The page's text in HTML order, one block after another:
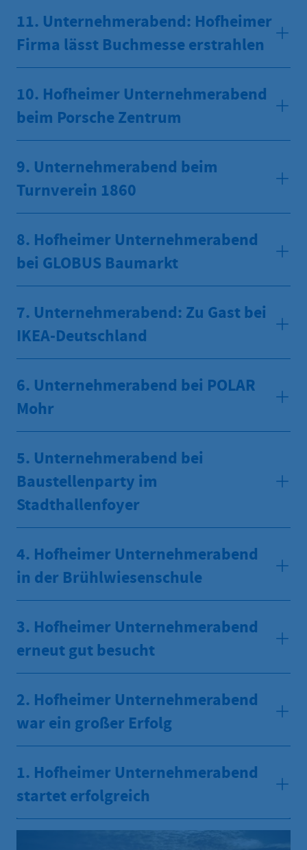
11. Unternehmerabend: Hofheimer
Firma lässt Buchmesse erstrahlen
10. Hofheimer Unternehmerabend
beim Porsche Zentrum
9. Unternehmerabend beim
Turnverein 1860
8. Hofheimer Unternehmerabend
bei GLOBUS Baumarkt
7. Unternehmerabend: Zu Gast bei
IKEA-Deutschland
6. Unternehmerabend bei POLAR
Mohr
5. Unternehmerabend bei
Baustellenparty im
Stadthallenfoyer
4. Hofheimer Unternehmerabend
in der Brühlwiesenschule
3. Hofheimer Unternehmerabend
erneut gut besucht
2. Hofheimer Unternehmerabend
war ein großer Erfolg
1. Hofheimer Unternehmerabend
startet erfolgreich